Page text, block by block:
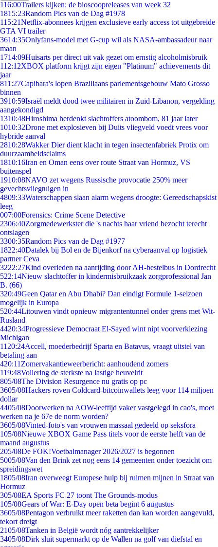
116:00Trailers kijken: de bioscoopreleases van week 32
1815:23Random Pics van de Dag #1978
115:21Netflix-abonnees krijgen exclusieve early access tot uitgebreide
GTA VI trailer
3614:35Onlyfans-model met G-cup wil als NASA-ambassadeur naar
maan
1714:09Huisarts per direct uit vak gezet om ernstig alcoholmisbruik
112:12XBOX platform krijgt zijn eigen "Platinum" achievements dit
jaar
811:27Capibara's lopen Braziliaans parlementsgebouw Mato Grosso
binnen
3910:59Israël meldt dood twee militairen in Zuid-Libanon, vergelding
aangekondigd
1310:48Hiroshima herdenkt slachtoffers atoombom, 81 jaar later
1010:32Drone met explosieven bij Duits vliegveld voedt vrees voor
hybride aanval
2810:28Wakker Dier dient klacht in tegen insectenfabriek Protix om
duurzaamheidsclaims
1810:16Iran en Oman eens over route Straat van Hormuz, VS
buitenspel
1910:08NAVO zet wegens Russische provocatie 250% meer
gevechtsvliegtuigen in
4809:33Waterschappen slaan alarm wegens droogte: Gereedschapskist
leeg
007:00Forensics: Crime Scene Detective
2306:40Zorgmedewerkster die 's nachts haar vriend bezocht terecht
ontslagen
3300:35Random Pics van de Dag #1977
1822:40Datalek bij Bol en de Bijenkorf na cyberaanval op logistiek
partner Ceva
3222:27Kind overleden na aanrijding door AH-bestelbus in Dordrecht
522:14Nieuw slachtoffer in kindermisbruikzaak zorgprofessional Jan
B. (66)
320:49Geen Qatar en Abu Dhabi? Dan eindigt Formule 1-seizoen
mogelijk in Europa
520:44Litouwen vindt opnieuw migrantentunnel onder grens met Wit-
Rusland
4420:34Progressieve Democraat El-Sayed wint nipt voorverkiezing
Michigan
11 20:24Accell, moederbedrijf Sparta en Batavus, vraagt uitstel van
betaling aan
420:11 Zomervakantieweerbericht: aanhoudend zomers
119:48Vollering de sterkste na lastige heuvelrit
805/08The Division Resurgence nu gratis op pc
3605/08Hackers roven Coldcard-bitcoinwallets leeg voor 114 miljoen
dollar
4405/08Doorwerken na AOW-leeftijd vaker vastgelegd in cao's, moet
werken na je 67e de norm worden?
3605/08Vinted-foto's van vrouwen massaal gedeeld op seksfora
105/08Nieuwe XBOX Game Pass titels voor de eerste helft van de
maand augustus
205/08De FOK!Voetbalmanager 2026/2027 is begonnen
5005/08Van den Brink zet nog eens 14 gemeenten onder toezicht om
spreidingswet
1805/08Iran overweegt Europese hulp bij ruimen mijnen in Straat van
Hormuz
305/08EA Sports FC 27 toont The Grounds-modus
105/08Gears of War: E-Day open beta begint 6 augustus
3605/08Pentagon verbruikt meer raketten dan kan worden aangevuld,
tekort dreigt
2105/08Tanken in België wordt nóg aantrekkelijker
3405/08Dirk sluit supermarkt op de Wallen na golf van diefstal en